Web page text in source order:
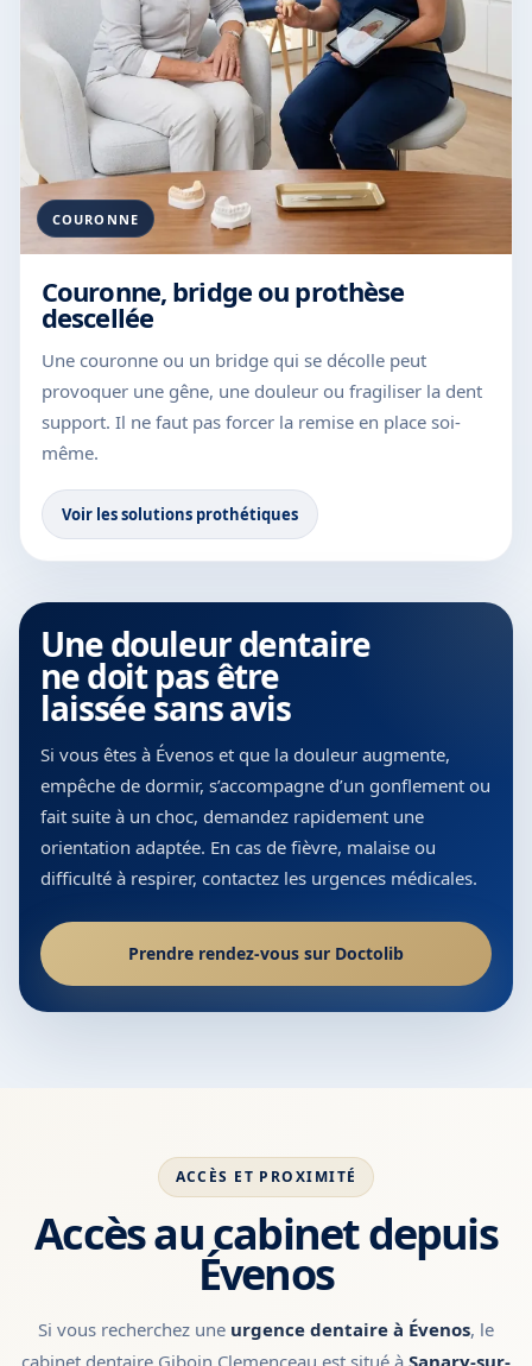
COURONNE
Couronne, bridge ou prothèse
descellée
Une couronne ou un bridge qui se décolle peut
provoquer une gêne, une douleur ou fragiliser la dent
support. Il ne faut pas forcer la remise en place soi-
même.
Voir les solutions prothétiques
Une douleur dentaire
ne doit pas être
laissée sans avis
Si vous êtes à Évenos et que la douleur augmente,
empêche de dormir, s’accompagne d’un gonflement ou
fait suite à un choc, demandez rapidement une
orientation adaptée. En cas de fièvre, malaise ou
difficulté à respirer, contactez les urgences médicales.
Prendre rendez-vous sur Doctolib
ACCÈS ET PROXIMITÉ
Accès au cabinet depuis
Évenos
Si vous recherchez une urgence dentaire à Évenos, le